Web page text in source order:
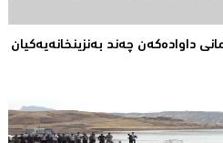
داوادەكەن چەند بەنزینخانەیەكیان